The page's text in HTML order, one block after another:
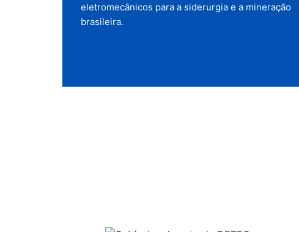
eletromecânicos para a siderurgia e a mineração
brasileira.